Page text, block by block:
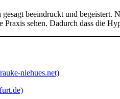
beeindruckt und begeistert.
Praxis sehen. Dadurch dass die
niehues.net)